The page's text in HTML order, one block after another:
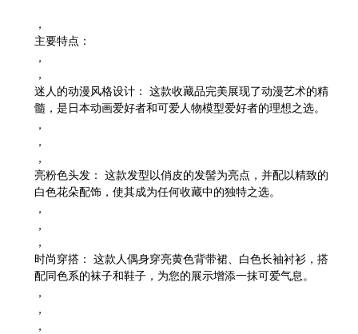
，
主要特点：
，
，
迷人的动漫风格设计： 这款收藏品完美展现了动漫艺术的精
髓，是日本动画爱好者和可爱人物模型爱好者的理想之选。
，
，
，
亮粉色头发： 这款发型以俏皮的发髻为亮点，并配以精致的
白色花朵配饰，使其成为任何收藏中的独特之选。
，
，
，
时尚穿搭： 这款人偶身穿亮黄色背带裙、白色长袖衬衫，搭
配同色系的袜子和鞋子，为您的展示增添一抹可爱气息。
，
，
，